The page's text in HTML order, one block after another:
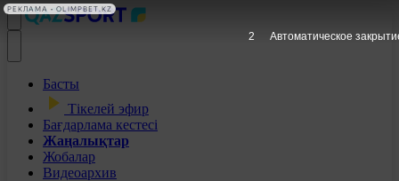
Басты
Тікелей эфир
Бағдарлама кестесі
Жаңалықтар
Жобалар
Видеоархив
1 Автоматическое
РЕКЛАМА • OLIMPBET.KZ